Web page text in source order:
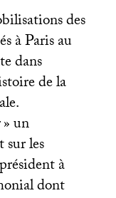
des
à Paris au
dans
de la
» un
sur les
à
dont